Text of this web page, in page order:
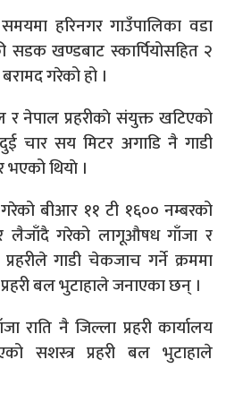
हरिनगर गाउँपालिका वडा
सडक खण्डबाट स्कार्पियोसहित २
गरेको हो ।
र नेपाल प्रहरीकाे संयुक्त खटिएको
दुई चार सय मिटर अगाडि नै गाडी
थियाे ।
बीआर ११ टी १६०० नम्बरको
लैजाँदै गरेको लागूऔषध गाँजा र
गाडी चेकजाच गर्ने क्रममा
बल भुटाहाले जनाएका छन् ।
राति नै जिल्ला प्रहरी कार्यालय
सशस्त्र प्रहरी बल भुटाहाले